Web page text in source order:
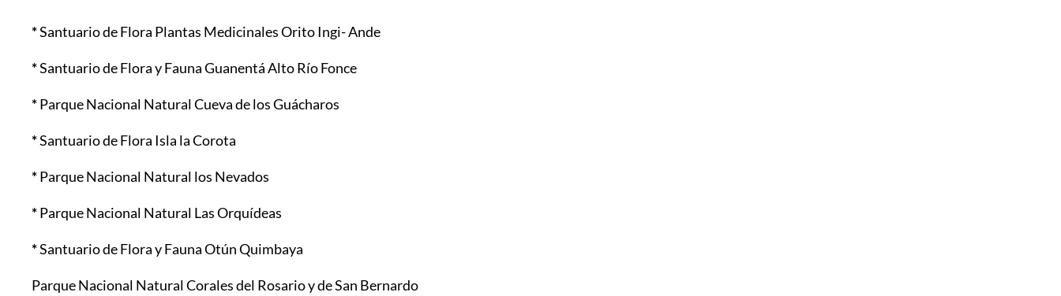
*Santuario de Flora Plantas Medicinales Orito Ingi- Ande
*Santuario de Flora y Fauna Guanentá Alto Río Fonce
*Parque Nacional Natural Cueva de los Guácharos
*Santuario de Flora Isla la Corota
*Parque Nacional Natural los Nevados
*Parque Nacional Natural Las Orquídeas
*Santuario de Flora y Fauna Otún Quimbaya
Parque Nacional Natural Corales del Rosario y de San Bernardo